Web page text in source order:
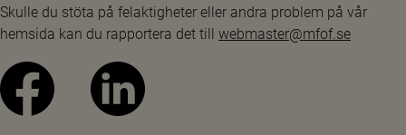
Skulle du stöta på felaktigheter eller andra problem på vår
hemsida kan du rapportera det till webmaster@mfof.se